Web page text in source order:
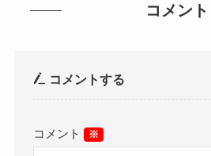
コメント
コメントする
コメント ※